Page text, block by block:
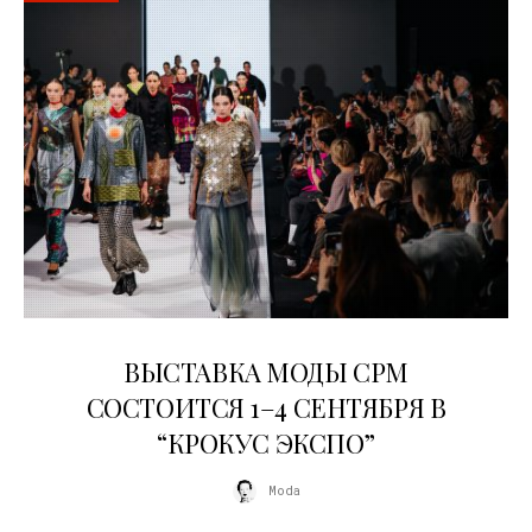
ВЫСТАВКА МОДЫ CPM
СОСТОИТСЯ 1–4 СЕНТЯБРЯ В
“КРОКУС ЭКСПО”
Moda